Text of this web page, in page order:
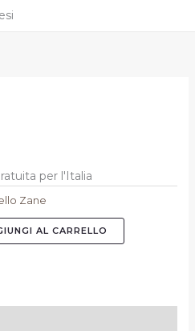
per l'Italia
Zane
AL CARRELLO